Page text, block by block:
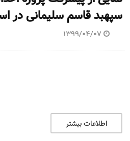
سپهبد قاسم سلیمانی در
1399/04/07
اطلاعات بیشتر